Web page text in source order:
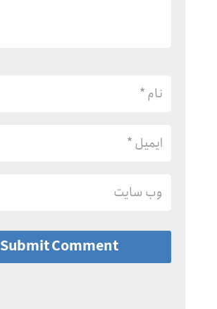
Submit Comment